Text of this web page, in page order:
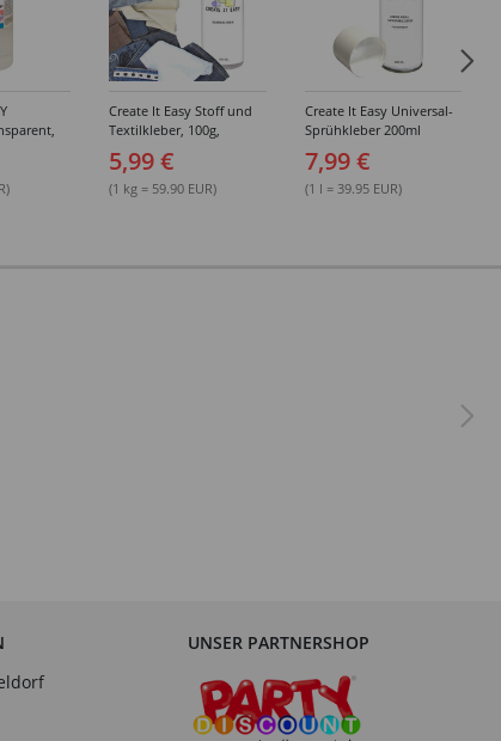
Create It Easy Stoff und
Textilkleber, 100g,
Kunststoffflasche mit
Maldüse
5,99 €
(1 kg = 59.90 EUR)
Create It Easy Universal-
Sprühkleber 200ml
(permanent)
7,99 €
(1 l = 39.95 EUR)
UNSER PARTNERSHOP